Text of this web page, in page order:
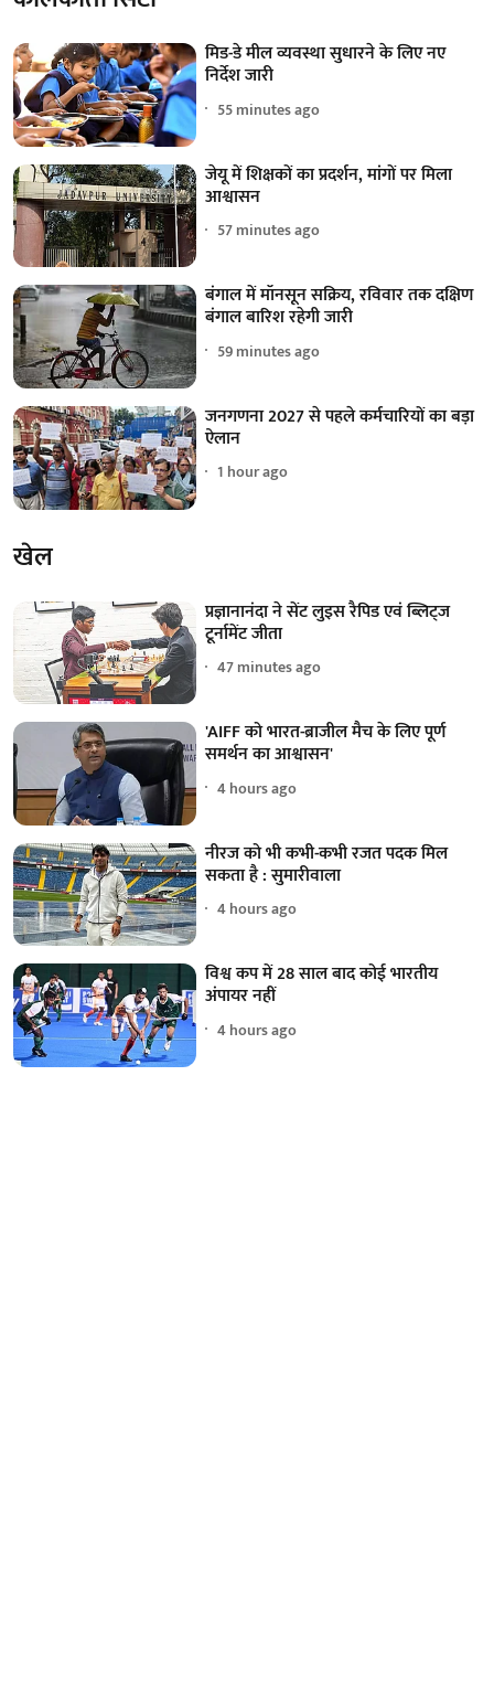
मिड-डे मील व्यवस्था सुधारने के लिए नए
निर्देश जारी
55 minutes ago
जेयू में शिक्षकों का प्रदर्शन, मांगों पर मिला
आश्वासन
57 minutes ago
बंगाल में मॉनसून सक्रिय, रविवार तक दक्षिण
बंगाल बारिश रहेगी जारी
59 minutes ago
जनगणना 2027 से पहले कर्मचारियों का बड़ा
ऐलान
1 hour ago
खेल
प्रज्ञानानंदा ने सेंट लुइस रैपिड एवं ब्लिट्ज
टूर्नामेंट जीता
47 minutes ago
'AIFF को भारत-ब्राजील मैच के लिए पूर्ण
समर्थन का आश्वासन'
4 hours ago
नीरज को भी कभी-कभी रजत पदक मिल
सकता है : सुमारीवाला
4 hours ago
विश्व कप में 28 साल बाद कोई भारतीय
अंपायर नहीं
4 hours ago